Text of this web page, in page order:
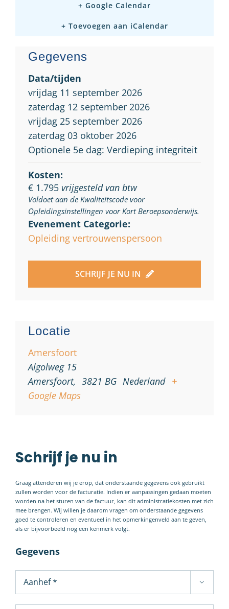
+ Google Calendar
+ Toevoegen aan iCalendar
Gegevens
Data/tijden
vrijdag 11 september 2026
zaterdag 12 september 2026
vrijdag 25 september 2026
zaterdag 03 oktober 2026
Optionele 5e dag: Verdieping integriteit
Kosten:
€ 1.795 vrijgesteld van btw
Voldoet aan de Kwaliteitscode voor
Opleidingsinstellingen voor Kort Beroepsonderwijs.
Evenement Categorie:
Opleiding vertrouwenspersoon
SCHRIJF JE NU IN
Locatie
Amersfoort
Algolweg 15
Amersfoort, 3821 BG Nederland +
Google Maps
Schrijf je nu in
Graag attenderen wij je erop, dat onderstaande gegevens ook gebruikt
zullen worden voor de facturatie. Indien er aanpassingen gedaan moeten
worden na het sturen van de factuur, kan dit administratiekosten met zich
mee brengen. Wij willen je daarom vragen om onderstaande gegevens
goed te controleren en eventueel in het opmerkingenveld aan te geven,
als er bijvoorbeeld nog een kenmerk volgt.
Gegevens
